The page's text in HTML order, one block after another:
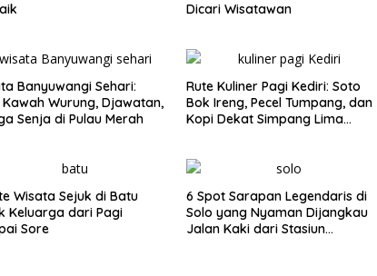
Dicari Wisatawan
Banyuwangi Sehari:
Kawah Wurung, Djawatan,
Senja di Pulau Merah
Rute Kuliner Pagi Kediri: Soto
Bok Ireng, Pecel Tumpang, dan
Kopi Dekat Simpang Lima
Wisata Sejuk di Batu
Keluarga dari Pagi
Sore
6 Spot Sarapan Legendaris di
Solo yang Nyaman Dijangkau
Jalan Kaki dari Stasiun